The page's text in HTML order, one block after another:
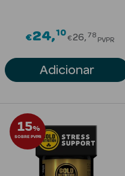
Ver Tudo
Cosmética
€24 10Price
€26 78
PVPR
Adicionar
15%
SOBRE PVPR